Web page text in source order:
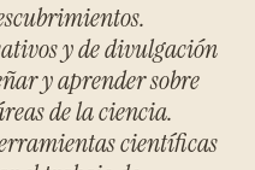
y de divulgación
y aprender sobre
de la ciencia.
científicas